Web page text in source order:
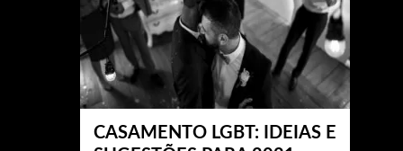
CASAMENTO LGBT: IDEIAS E